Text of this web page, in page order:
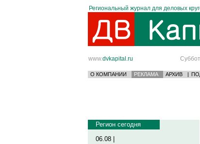
Региональный журнал для деловых
www.dvkapital.ru
О КОМПАНИИ РЕКЛАМА АРХИВ |
Регион сегодня
06.08 |